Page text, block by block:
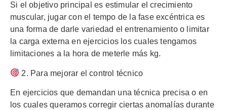
Si el objetivo principal es estimular el crecimiento
muscular, jugar con el tempo de la fase excéntrica es
una forma de darle variedad el entrenamiento o limitar
la carga externa en ejercicios los cuales tengamos
limitaciones a la hora de meterle más kg.
2. Para mejorar el control técnico
En ejercicios que demandan una técnica precisa o en
los cuales queramos corregir ciertas anomalías durante